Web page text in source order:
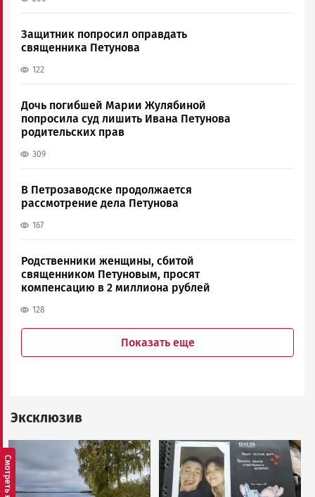
Защитник попросил оправдать
священника Петунова
122
Дочь погибшей Марии Жулябиной
попросила суд лишить Ивана Петунова
родительских прав
309
В Петрозаводске продолжается
рассмотрение дела Петунова
167
Родственники женщины, сбитой
священником Петуновым, просят
компенсацию в 2 миллиона рублей
128
Показать еще
Эксклюзив
Image Image